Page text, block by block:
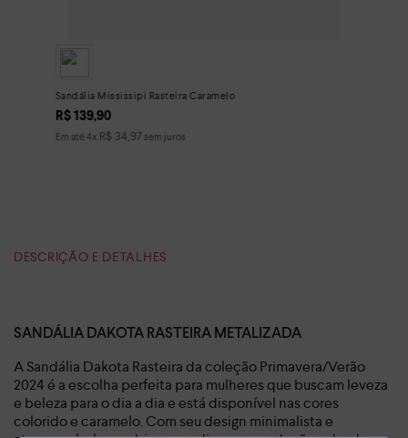
Sandália Mississipi Rasteira Caramelo
R$ 139,90
Em até 4x R$ 34,97sem juros
DESCRIÇÃO E DETALHES
SANDÁLIA DAKOTA RASTEIRA METALIZADA
A Sandália Dakota Rasteira da coleção Primavera/Verão
2024 é a escolha perfeita para mulheres que buscam leveza
e beleza para o dia a dia e está disponível nas cores
colorido e caramelo. Com seu design minimalista e